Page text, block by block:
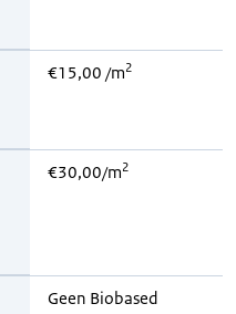
€15,00 /m2
€30,00/m2
Geen Biobased